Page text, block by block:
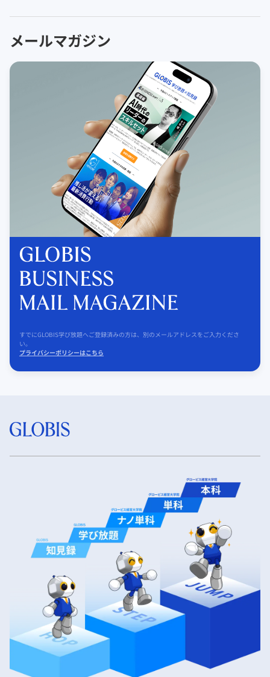
メールマガジン
すでにGLOBIS学び放題へご登録済みの方は、別のメールアドレスをご入力くださ
い。
プライバシーポリシーはこちら